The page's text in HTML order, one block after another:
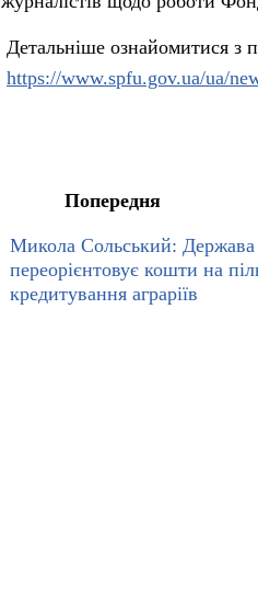
Детальніше ознайомитися з
https://www.spfu.gov.ua/ua/
Попередня
Микола Сольський: Держава
переорієнтовує кошти на
кредитування аграріїв